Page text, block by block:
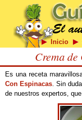
Inicio
Crema
Es una receta
Con Espinacas. Sin
de nuestros expertos,